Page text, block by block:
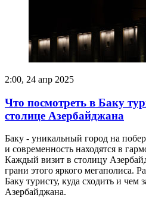
2:00, 24 апр 2025
Что посмотреть в Баку
столице Азербайджана
Баку - уникальный город на
и современность находятся в
Каждый визит в столицу
грани этого яркого мегаполиса.
Баку туристу, куда сходить и чем
Азербайджана.